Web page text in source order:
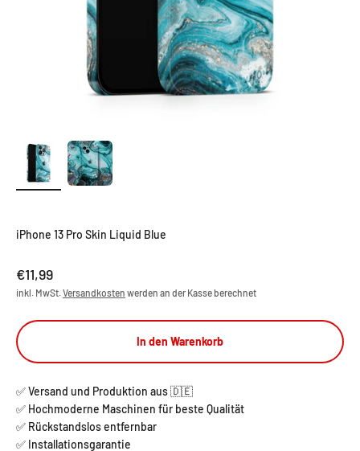
iPhone 13 Pro Skin Liquid Blue
Angebot
€11,99
inkl. MwSt.Versandkosten werden an der Kasse berechnet
In den Warenkorb
✅ Versand und Produktion aus 🇩🇪
✅ Hochmoderne Maschinen für beste Qualität
✅ Rückstandslos entfernbar
✅ Installationsgarantie